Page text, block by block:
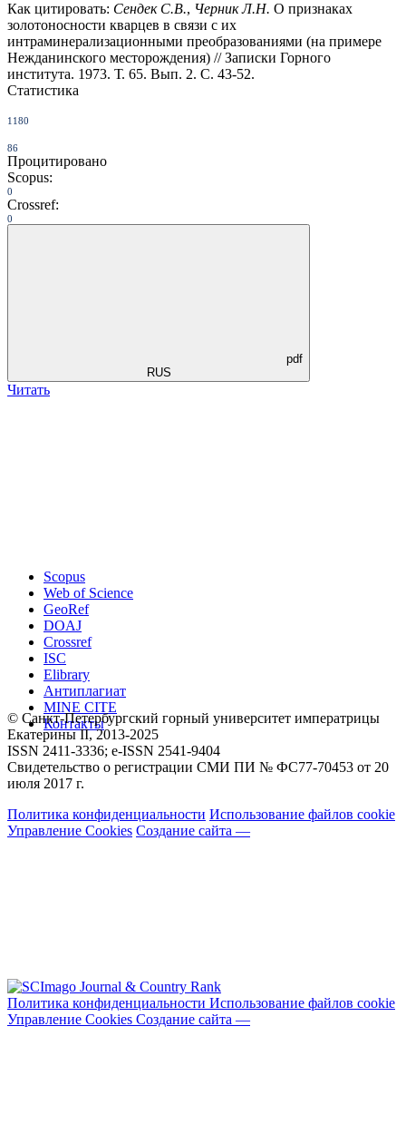
Как цитировать: Сендек С.В., Черник Л.Н. О признаках
золотоносности кварцев в связи с их
интраминерализационными преобразованиями (на примере
Нежданинского месторождения) // Записки Горного
института. 1973. Т. 65. Вып. 2. С. 43-52.
Статистика
1180
86
Процитировано
Scopus:
0
Crossref:
0
pdf
RUS
Читать
Scopus
Web of Science
GeoRef
DOAJ
Crossref
ISC
Elibrary
Антиплагиат
MINE CITE
Контакты
© Санкт-Петербургский горный университет императрицы
Екатерины ΙΙ, 2013-2025
ISSN 2411-3336; e-ISSN 2541-9404
Свидетельство о регистрации СМИ ПИ № ФС77-70453 от 20
июля 2017 г.
Политика конфиденциальности Использование файлов cookie
Управление Cookies Создание сайта —
Политика конфиденциальности Использование файлов cookie
Управление Cookies Создание сайта —